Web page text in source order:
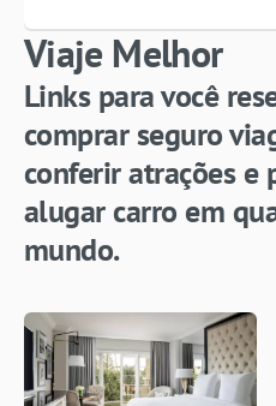
Viaje Melhor
Links para você
comprar seguro
conferir atrações e
alugar carro em
mundo.